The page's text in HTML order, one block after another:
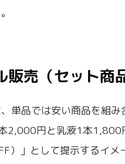
売（セット商
単品では安い商品を組み
2,000円と乳液1本1,800
）」として提示するイメ